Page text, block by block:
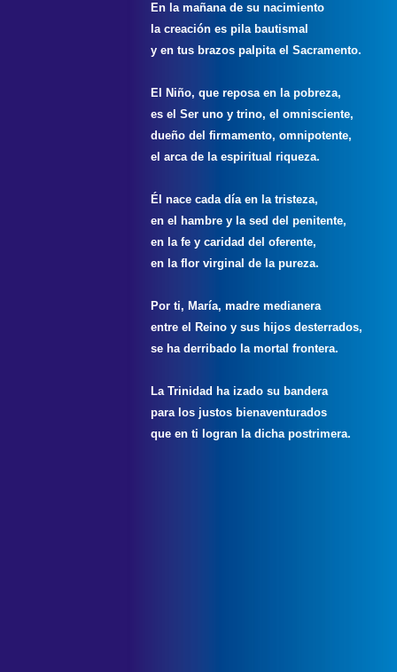
En la mañana de su nacimiento
la creación es pila bautismal
y en tus brazos palpita el Sacramento.
El Niño, que reposa en la pobreza,
es el Ser uno y trino, el omnisciente,
dueño del firmamento, omnipotente,
el arca de la espiritual riqueza.
Él nace cada día en la tristeza,
en el hambre y la sed del penitente,
en la fe y caridad del oferente,
en la flor virginal de la pureza.
Por ti, María, madre medianera
entre el Reino y sus hijos desterrados,
se ha derribado la mortal frontera.
La Trinidad ha izado su bandera
para los justos bienaventurados
que en ti logran la dicha postrimera.